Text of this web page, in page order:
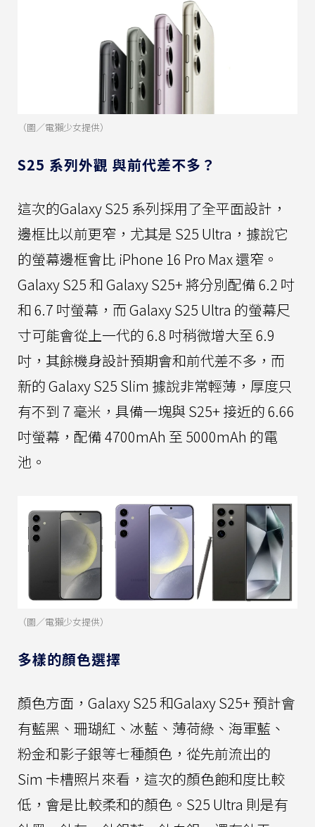
（圖／電獺少女提供）
S25 系列外觀 與前代差不多？
這次的Galaxy S25 系列採用了全平面設計，
邊框比以前更窄，尤其是 S25 Ultra，據說它
的螢幕邊框會比 iPhone 16 Pro Max 還窄。
Galaxy S25 和 Galaxy S25+ 將分別配備 6.2 吋
和 6.7 吋螢幕，而 Galaxy S25 Ultra 的螢幕尺
寸可能會從上一代的 6.8 吋稍微增大至 6.9
吋，其餘機身設計預期會和前代差不多，而
新的 Galaxy S25 Slim 據說非常輕薄，厚度只
有不到 7 毫米，具備一塊與 S25+ 接近的 6.66
吋螢幕，配備 4700mAh 至 5000mAh 的電
池。
（圖／電獺少女提供）
多樣的顏色選擇
顏色方面，Galaxy S25 和Galaxy S25+ 預計會
有藍黑、珊瑚紅、冰藍、薄荷綠、海軍藍、
粉金和影子銀等七種顏色，從先前流出的
Sim 卡槽照片來看，這次的顏色飽和度比較
低，會是比較柔和的顏色。S25 Ultra 則是有